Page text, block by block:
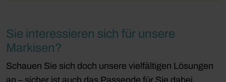
Sie interessieren sich für unsere
Markisen?
Schauen Sie sich doch unsere vielfältigen Lösungen